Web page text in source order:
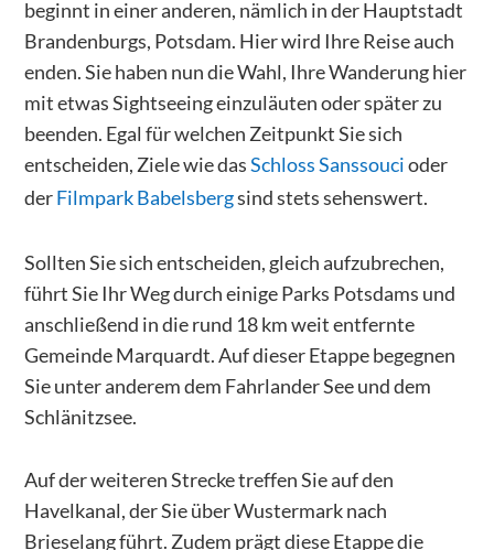
beginnt in einer anderen, nämlich in der Hauptstadt
Brandenburgs, Potsdam. Hier wird Ihre Reise auch
enden. Sie haben nun die Wahl, Ihre Wanderung hier
mit etwas Sightseeing einzuläuten oder später zu
beenden. Egal für welchen Zeitpunkt Sie sich
entscheiden, Ziele wie dasSchloss Sanssoucioder
derFilmpark Babelsbergsind stets sehenswert.
Sollten Sie sich entscheiden, gleich aufzubrechen,
führt Sie Ihr Weg durch einige Parks Potsdams und
anschließend in die rund 18 km weit entfernte
Gemeinde Marquardt. Auf dieser Etappe begegnen
Sie unter anderem dem Fahrlander See und dem
Schlänitzsee.
Auf der weiteren Strecke treffen Sie auf den
Havelkanal, der Sie über Wustermark nach
Brieselang führt. Zudem prägt diese Etappe die